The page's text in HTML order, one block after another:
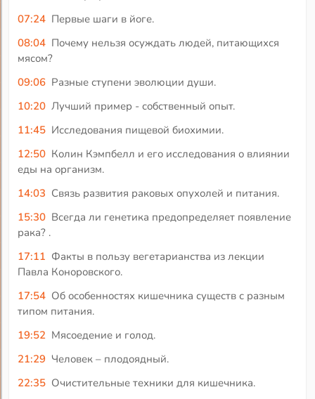
07:24 Первые шаги в йоге.
08:04 Почему нельзя осуждать людей, питающихся
мясом?
09:06 Разные ступени эволюции души.
10:20 Лучший пример - собственный опыт.
11:45 Исследования пищевой биохимии.
12:50 Колин Кэмпбелл и его исследования о влиянии
еды на организм.
14:03 Связь развития раковых опухолей и питания.
15:30 Всегда ли генетика предопределяет появление
рака? .
17:11 Факты в пользу вегетарианства из лекции
Павла Коноровского.
17:54 Об особенностях кишечника существ с разным
типом питания.
19:52 Мясоедение и голод.
21:29 Человек – плодоядный.
22:35 Очистительные техники для кишечника.